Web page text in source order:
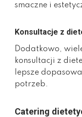
smaczne i
Konsultacje z
Dodatkowo,
konsultacji z
lepsze
potrzeb.
Catering